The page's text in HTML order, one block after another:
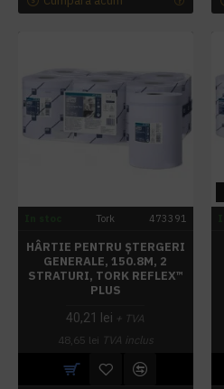
Tork 473391
HÂRTIE PENTRU ȘTERGERI
GENERALE, 150.8M, 2
STRATURI, TORK REFLEX™
PLUS
40,21 lei + TVA
48,65 lei TVA inclus